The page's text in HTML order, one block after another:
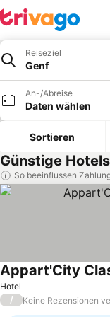
Reiseziel
Genf
An-/Abreise
Daten wählen
Sortieren
Günstige
So beeinflussen
Hotel
Appart'City
/ Keine Rezensionen